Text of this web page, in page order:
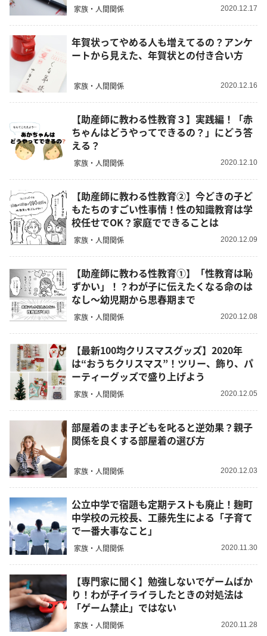
家族・人間関係 2020.12.17
年賀状ってやめる人も増えてるの？アンケ
ートから見えた、年賀状との付き合い方
家族・人間関係 2020.12.16
【助産師に教わる性教育３】実践編！「赤
ちゃんはどうやってできるの？」にどう答
える？
家族・人間関係 2020.12.10
【助産師に教わる性教育②】今どきの子ど
もたちのすごい性事情！性の知識教育は学
校任せでOK？家庭でできることは
家族・人間関係 2020.12.09
【助産師に教わる性教育①】「性教育は恥
ずかい」！？わが子に伝えたくなる命のは
なし〜幼児期から思春期まで
家族・人間関係 2020.12.08
【最新100均クリスマスグッズ】2020年
は“おうちクリスマス”！ツリー、飾り、パ
ーティーグッズで盛り上げよう
家族・人間関係 2020.12.05
部屋着のまま子どもを叱ると逆効果？親子
関係を良くする部屋着の選び方
家族・人間関係 2020.12.03
公立中学で宿題も定期テストも廃止！麹町
中学校の元校長、工藤先生による「子育て
で一番大事なこと」
家族・人間関係 2020.11.30
【専門家に聞く】勉強しないでゲームばか
り！わが子イライラしたときの対処法は
「ゲーム禁止」ではない
家族・人間関係 2020.11.28